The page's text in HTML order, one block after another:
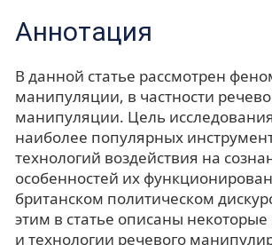
Аннотация
В данной статье рассмотрен
манипуляции, в частности
манипуляции. Цель
наиболее популярных
технологий воздействия на
особенностей их
британском политическом
этим в статье описаны
и технологии речевого